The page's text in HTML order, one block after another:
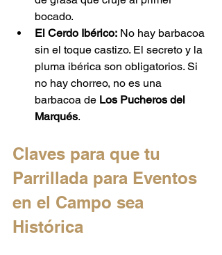
bocado.
El Cerdo Ibérico: No hay barbacoa
sin el toque castizo. El secreto y la
pluma ibérica son obligatorios. Si
no hay chorreo, no es una
barbacoa de Los Pucheros del
Marqués.
Claves para que tu
Parrillada para Eventos
en el Campo sea
Histórica